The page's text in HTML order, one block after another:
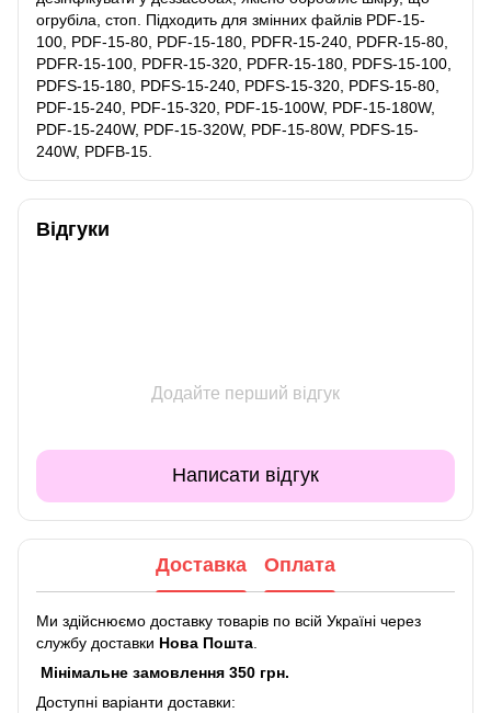
огрубіла, стоп. Підходить для змінних файлів PDF-15-
100, PDF-15-80, PDF-15-180, PDFR-15-240, PDFR-15-80,
PDFR-15-100, PDFR-15-320, PDFR-15-180, PDFS-15-100,
PDFS-15-180, PDFS-15-240, PDFS-15-320, PDFS-15-80,
PDF-15-240, PDF-15-320, PDF-15-100W, PDF-15-180W,
PDF-15-240W, PDF-15-320W, PDF-15-80W, PDFS-15-
240W, PDFB-15.
Відгуки
Додайте перший відгук
Написати відгук
Доставка Оплата
Ми здійснюємо доставку товарів по всій Україні через
службу доставки Нова Пошта
Мінімальне замовлення 350 грн.
Доступні варіанти доставки: